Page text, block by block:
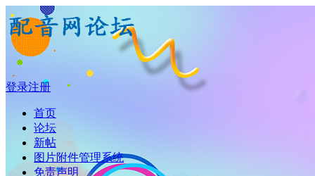
登录注册
首页
论坛
新帖
图片附件管理系统
免责声明